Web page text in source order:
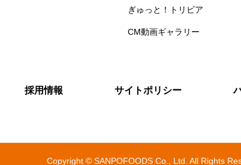
ぎゅっと！トリビア
CM動画ギャラリー
採用情報 サイトポリシー
Copyright © SANPOFOODS Co., Ltd. All Rights